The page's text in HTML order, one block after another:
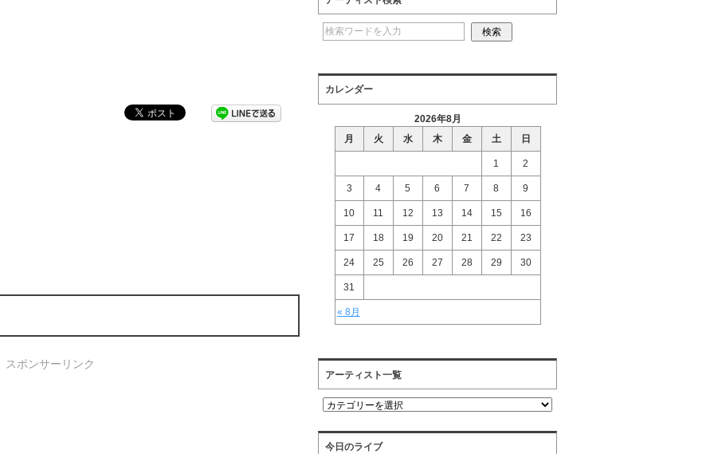
スポンサーリンク
カレンダー
2026年8月
月
火 水 木 金 土 日
« 8月
1 2
3 4 5 6 7 8 9
10 11 12 13 14 15 16
17 18 19 20 21 22 23
24 25 26 27 28 29 30
31
アーティスト一覧
ア
テ
ィ
今日のライブ